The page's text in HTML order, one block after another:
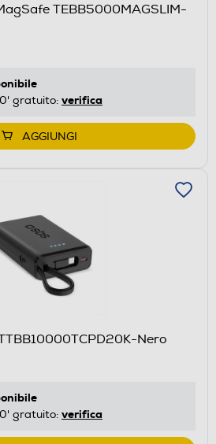
TEBB5000MAGSLIM-
gratuito: verifica
AGGIUNGI
Nero
gratuito: verifica